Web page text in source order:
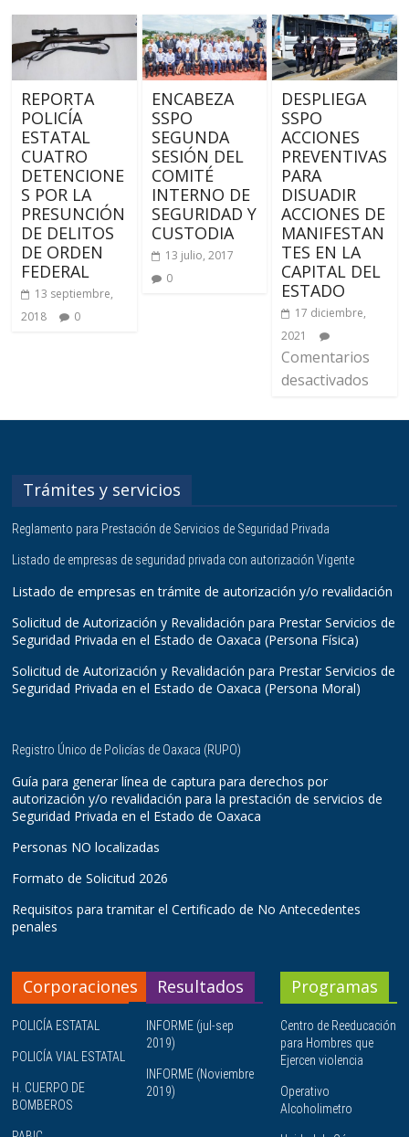
REPORTA
POLICÍA
ESTATAL
CUATRO
DETENCIONE
S POR LA
PRESUNCIÓN
DE DELITOS
DE ORDEN
FEDERAL
13 septiembre,
2018
0
ENCABEZA
SSPO
SEGUNDA
SESIÓN DEL
COMITÉ
INTERNO DE
SEGURIDAD Y
CUSTODIA
13 julio, 2017
0
DESPLIEGA
SSPO
ACCIONES
PREVENTIVAS
PARA
DISUADIR
ACCIONES DE
MANIFESTAN
TES EN LA
CAPITAL DEL
ESTADO
17 diciembre,
2021
Comentarios
desactivados
Trámites y servicios
Reglamento para Prestación de Servicios de Seguridad Privada
Listado de empresas de seguridad privada con autorización Vigente
Listado de empresas en trámite de autorización y/o revalidación
Solicitud de Autorización y Revalidación para Prestar Servicios de
Seguridad Privada en el Estado de Oaxaca (Persona Física)
Solicitud de Autorización y Revalidación para Prestar Servicios de
Seguridad Privada en el Estado de Oaxaca (Persona Moral)
Registro Único de Policías de Oaxaca (RUPO)
Guía para generar línea de captura para derechos por
autorización y/o revalidación para la prestación de servicios de
Seguridad Privada en el Estado de Oaxaca
Personas NO localizadas
Formato de Solicitud 2026
Requisitos para tramitar el Certificado de No Antecedentes
penales
Corporaciones
POLICÍA ESTATAL
POLICÍA VIAL ESTATAL
H. CUERPO DE
BOMBEROS
Resultados
INFORME (jul-sep
2019)
INFORME (Noviembre
2019)
Programas
Centro de Reeducación
para Hombres que
Ejercen violencia
Operativo
Alcoholimetro